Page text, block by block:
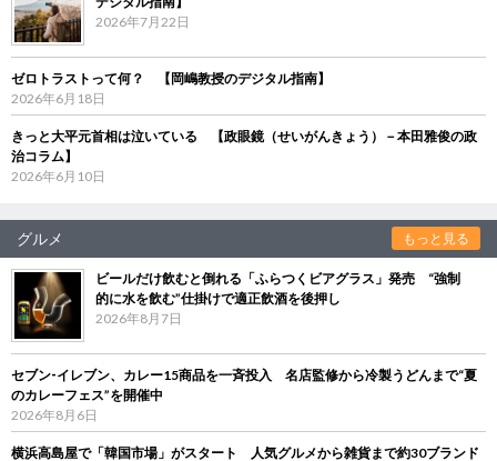
2026年7月22日
ゼロトラストって何？ 【岡嶋教授のデジタル指南】
2026年6月18日
きっと大平元首相は泣いている 【政眼鏡（せいがんきょう）－本田雅俊の政
治コラム】
2026年6月10日
グルメ もっと見る
ビールだけ飲むと倒れる「ふらつくビアグラス」発売 “強制
的に水を飲む”仕掛けで適正飲酒を後押し
2026年8月7日
セブン‐イレブン、カレー15商品を一斉投入 名店監修から冷製うどんまで“夏
のカレーフェス”を開催中
2026年8月6日
横浜高島屋で「韓国市場」がスタート 人気グルメから雑貨まで約30ブランド